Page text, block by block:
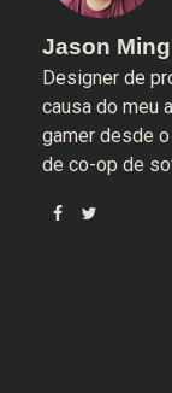
Jason
Designer de
causa do meu
gamer desde
de co-op de